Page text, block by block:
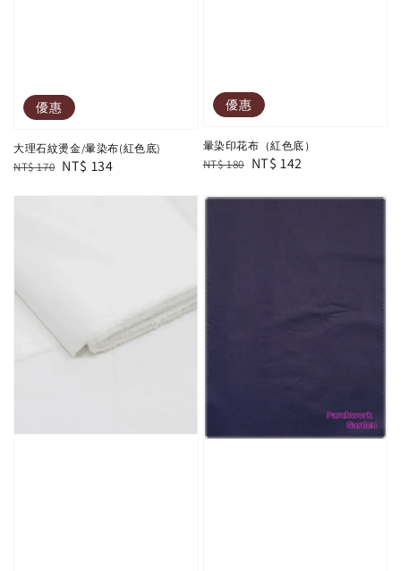
優惠
大理石紋燙金/暈染布(紅色底)
Regular
NT$ 170 Sale
NT$ 134
優惠
暈染印花布（紅色底）
Regular
NT$ 180 Sale
NT$ 142